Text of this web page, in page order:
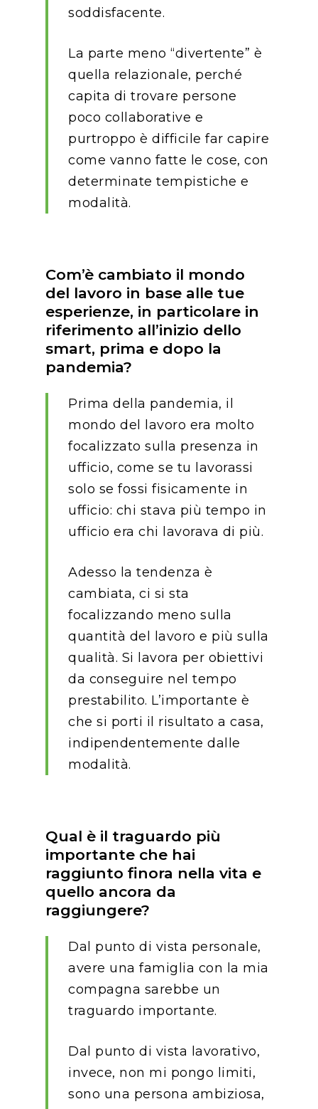
soddisfacente.
La parte meno “divertente” è
quella relazionale, perché
capita di trovare persone
poco collaborative e
purtroppo è difficile far capire
come vanno fatte le cose, con
determinate tempistiche e
modalità.
Com’è cambiato il mondo
del lavoro in base alle tue
esperienze, in particolare in
riferimento all’inizio dello
smart, prima e dopo la
pandemia?
Prima della pandemia, il
mondo del lavoro era molto
focalizzato sulla presenza in
ufficio, come se tu lavorassi
solo se fossi fisicamente in
ufficio: chi stava più tempo in
ufficio era chi lavorava di più.
Adesso la tendenza è
cambiata, ci si sta
focalizzando meno sulla
quantità del lavoro e più sulla
qualità. Si lavora per obiettivi
da conseguire nel tempo
prestabilito. L’importante è
che si porti il risultato a casa,
indipendentemente dalle
modalità.
Qual è il traguardo più
importante che hai
raggiunto finora nella vita e
quello ancora da
raggiungere?
Dal punto di vista personale,
avere una famiglia con la mia
compagna sarebbe un
traguardo importante.
Dal punto di vista lavorativo,
invece, non mi pongo limiti,
sono una persona ambiziosa,
Home
Cosa facciamo